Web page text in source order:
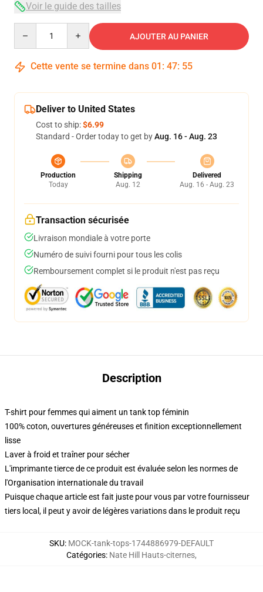
Voir le guide des tailles
AJOUTER AU PANIER
Cette vente se termine dans 01 : 47: 55
Deliver to United States
Cost to ship:$6.99
Standard - Order today to get byAug. 16 - Aug. 23
Production
Today
Shipping
Aug. 12
Delivered
Aug. 16 - Aug. 23
Transaction sécurisée
Livraison mondiale à votre porte
Numéro de suivi fourni pour tous les colis
Remboursement complet si le produit n'est pas reçu
Description
T-shirt pour femmes qui aiment un tank top féminin
100% coton, ouvertures généreuses et finition exceptionnellement
lisse
Laver à froid et traîner pour sécher
L'imprimante tierce de ce produit est évaluée selon les normes de
l'Organisation internationale du travail
Puisque chaque article est fait juste pour vous par votre fournisseur
tiers local, il peut y avoir de légères variations dans le produit reçu
SKU: MOCK-tank-tops-1744886979-DEFAULT
Catégories: Nate Hill Hauts-citernes,